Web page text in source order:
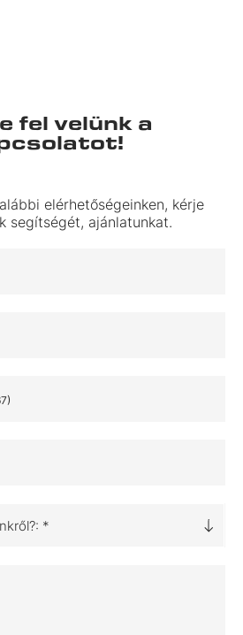
fel velünk a
elérhetőségeinken, kérje
segítségét, ajánlatunkat.
*